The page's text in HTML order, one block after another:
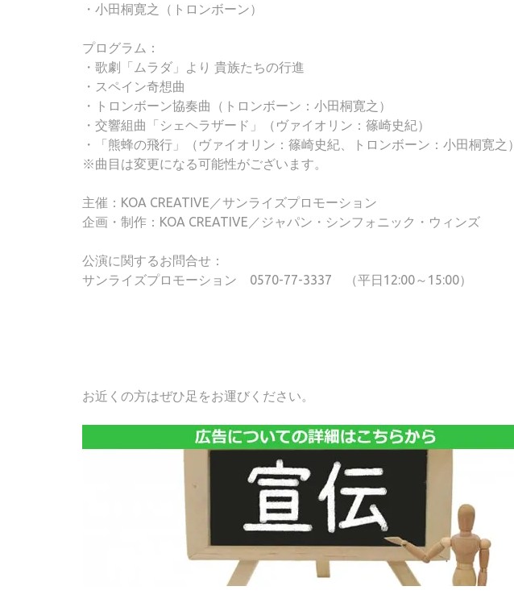
・小田桐寛之（トロンボーン）
プログラム：
・歌劇「ムラダ」より 貴族たちの行進
・スペイン奇想曲
・トロンボーン協奏曲（トロンボーン：小田桐寛之）
・交響組曲「シェヘラザード」（ヴァイオリン：篠崎史紀）
・「熊蜂の飛行」（ヴァイオリン：篠崎史紀、トロンボーン：小田桐寛之）
※曲目は変更になる可能性がございます。
主催：KOA CREATIVE／サンライズプロモーション
企画・制作：KOA CREATIVE／ジャパン・シンフォニック・ウィンズ
公演に関するお問合せ：
サンライズプロモーション 0570-77-3337 （平日12:00～15:00）
お近くの方はぜひ足をお運びください。